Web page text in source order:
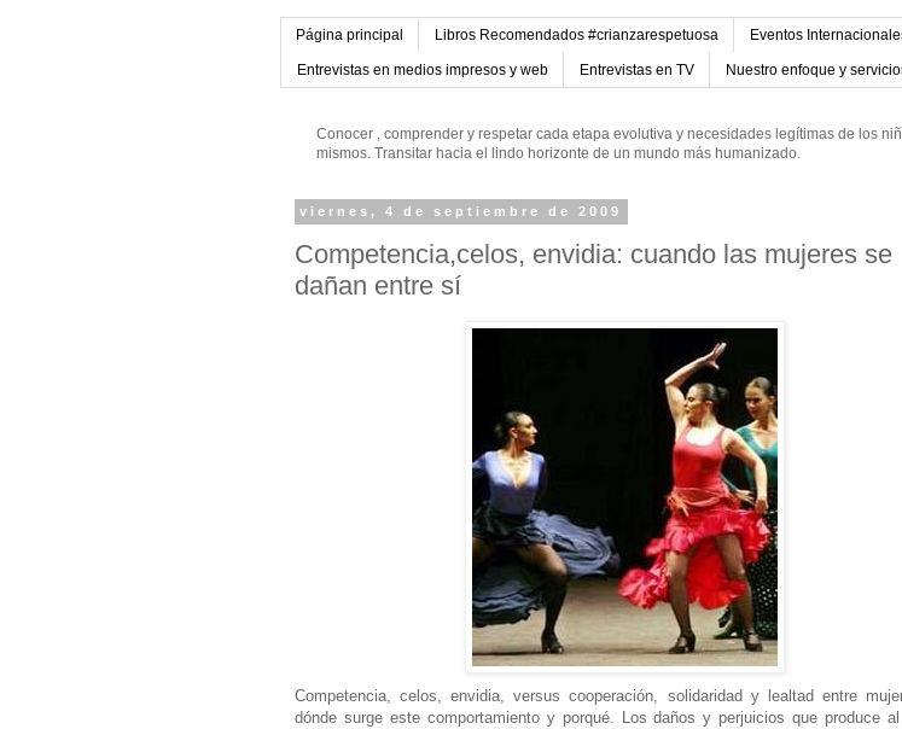
Página principal Libros Recomendados #crianzarespetuosa Eventos
Entrevistas en medios impresos y web Entrevistas en TV Nuestro enfoque y
Conocer , comprender y respetar cada etapa evolutiva y necesidades legítimas de los
mismos. Transitar hacia el lindo horizonte de un mundo más humanizado.
viernes, 4 de septiembre de 2009
Competencia,celos, envidia: cuando las mujeres se
dañan entre sí
Competencia, celos, envidia, versus cooperación, solidaridad y lealtad entre
dónde surge este comportamiento y porqué. Los daños y perjuicios que produce